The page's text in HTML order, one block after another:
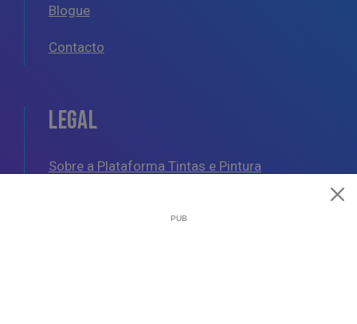
Blogue
Contacto
LEGAL
Sobre a Plataforma Tintas e Pintura